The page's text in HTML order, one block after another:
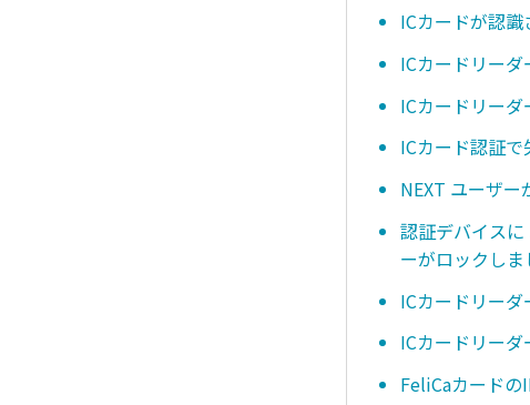
ICカードが認
ICカードリー
ICカードリー
ICカード認証
NEXT ユーザー
認証デバイス
ーがロックし
ICカードリー
ICカードリー
FeliCaカードの